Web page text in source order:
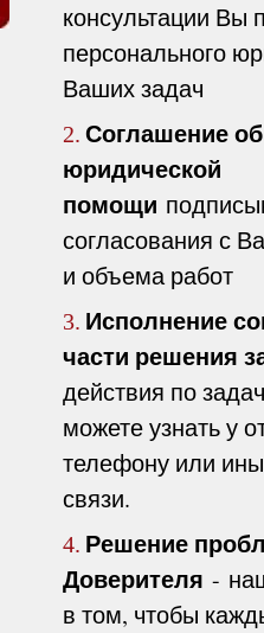
консультации Вы
персонального
Ваших задач
2. Соглашение
юридической
помощи
согласования с
и объема работ
3. Исполнение
части решения
действия по
можете узнать у
телефону или
связи.
4. Решение
Доверителя -
в том, чтобы